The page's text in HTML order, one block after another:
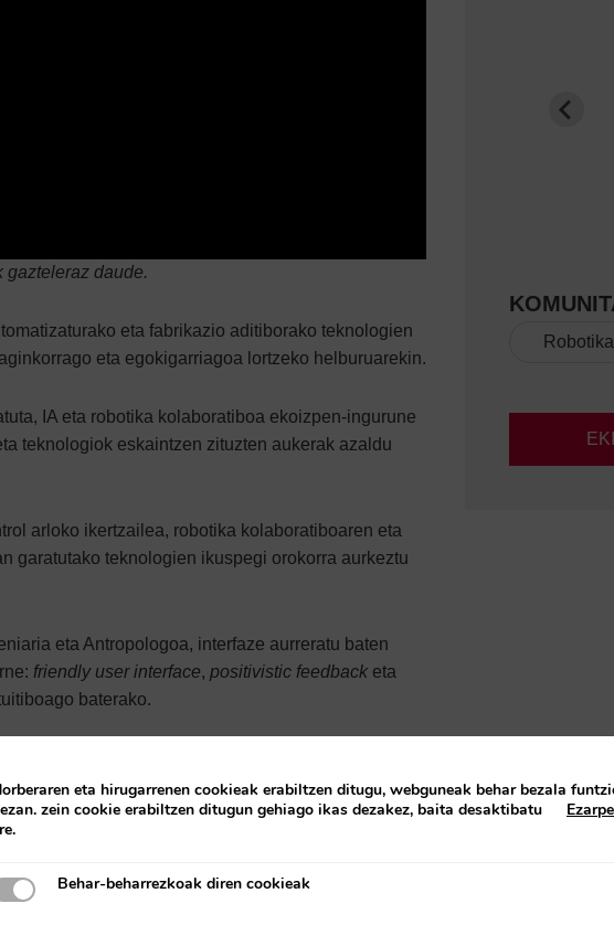
gazteleraz daude.
eta fabrikazio aditiborako teknologien
eta egokigarriagoa lortzeko helburuarekin.
IA eta robotika kolaboratiboa ekoizpen-ingurune
teknologiok eskaintzen zituzten aukerak azaldu
arloko ikertzailea, robotika kolaboratiboaren eta
garatutako teknologien ikuspegi orokorra aurkeztu
eta Antropologoa, interfaze aurreratu baten
friendly user interface, positivistic feedback eta
baterako.
eta fabrikazio aurreratuan lan egiten duten
daitekeen azaltzen du sistemek zehaztasuna,
eta hirugarrenen cookieak erabiltzen ditugu, webguneak behar bezala
zein cookie erabiltzen ditugun gehiago ikas dezakez, baita desaktibatu
beharrezkoak diren cookieak
Behar-beharrezkoak diren cookieak